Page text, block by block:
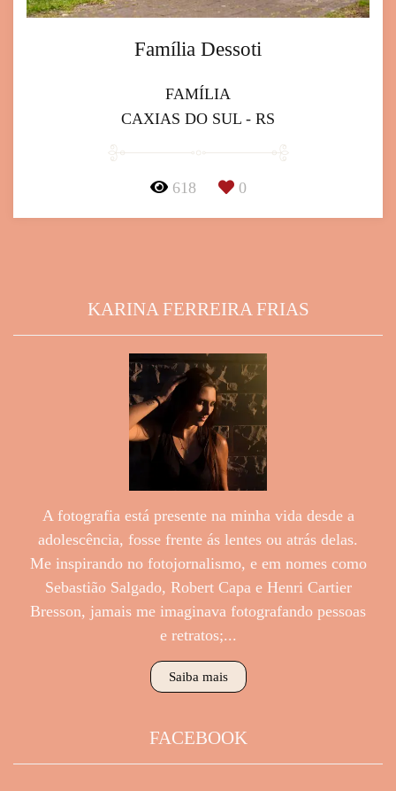
Família Dessoti
FAMÍLIA
CAXIAS DO SUL - RS
618 0
KARINA FERREIRA FRIAS
A fotografia está presente na minha vida desde a
adolescência, fosse frente ás lentes ou atrás delas.
Me inspirando no fotojornalismo, e em nomes como
Sebastião Salgado, Robert Capa e Henri Cartier
Bresson, jamais me imaginava fotografando pessoas
e retratos;...
Saiba mais
FACEBOOK